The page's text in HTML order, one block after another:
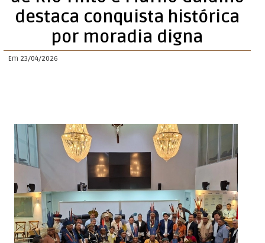
destaca conquista histórica
por moradia digna
Em 23/04/2026